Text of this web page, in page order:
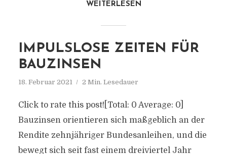
WEITERLESEN
IMPULSLOSE ZEITEN FÜR
BAUZINSEN
18. Februar 2021 2 Min. Lesedauer
Click to rate this post![Total: 0 Average: 0]
Bauzinsen orientieren sich maßgeblich an der
Rendite zehnjähriger Bundesanleihen, und die
bewegt sich seit fast einem dreiviertel Jahr